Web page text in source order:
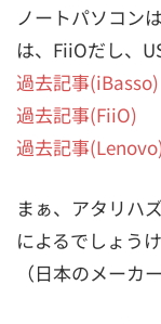
ノートパソコン
は、FiiOだし、
過去記事(iBasso)
過去記事(FiiO)
過去記事
まぁ、アタリハ
によるでしょう
（日本のメーカ